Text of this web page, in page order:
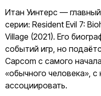
Итан Уинтерс —
серии: Resident Evil 7:
Village (2021). Его
событий игр, но
Capcom с самого
«обычного человека»,
ассоциировать.